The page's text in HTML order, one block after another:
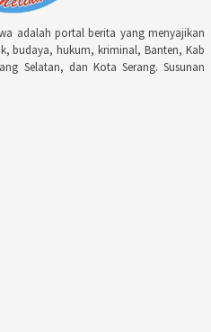
adalah portal berita yang menyajikan
budaya, hukum, kriminal, Banten, Kab
Selatan, dan Kota Serang. Susunan